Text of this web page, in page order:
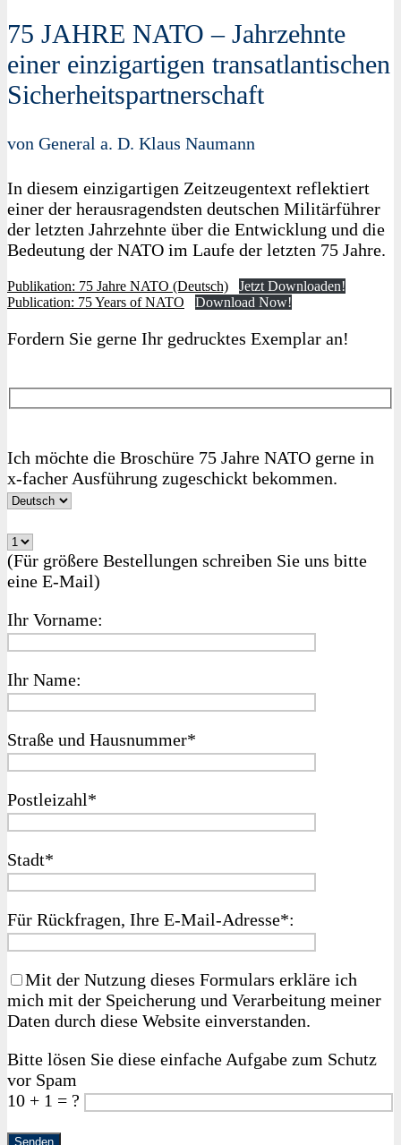
75 JAHRE NATO – Jahrzehnte
einer einzigartigen transatlantischen
Sicherheitspartnerschaft
von General a. D. Klaus Naumann
In diesem einzigartigen Zeitzeugentext reflektiert
einer der herausragendsten deutschen Militärführer
der letzten Jahrzehnte über die Entwicklung und die
Bedeutung der NATO im Laufe der letzten 75 Jahre.
Publikation: 75 Jahre NATO (Deutsch)
Jetzt Downloaden!
Publication: 75 Years of NATO
Download Now!
Fordern Sie gerne Ihr gedrucktes Exemplar an!
Ich möchte die Broschüre 75 Jahre NATO gerne in
x‑facher Ausführung zugeschickt bekommen.
(Für größere Bestellungen schreiben Sie uns bitte
eine E‑Mail)
Ihr Vorname:
Ihr Name:
Straße und Hausnummer*
Postleizahl*
Stadt*
Für Rückfragen, Ihre E‑Mail-Adresse*:
Mit der Nutzung dieses Formulars erkläre ich
mich mit der Speicherung und Verarbeitung meiner
Daten durch diese Website einverstanden.
Bitte lösen Sie diese einfache Aufgabe zum Schutz
vor Spam
10 + 1 = ?